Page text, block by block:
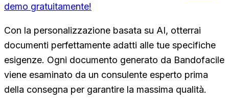
demo gratuitamente!
Con la personalizzazione basata su AI, otterrai
documenti perfettamente adatti alle tue specifiche
esigenze. Ogni documento generato da Bandofacile
viene esaminato da un consulente esperto prima
della consegna per garantire la massima qualità.